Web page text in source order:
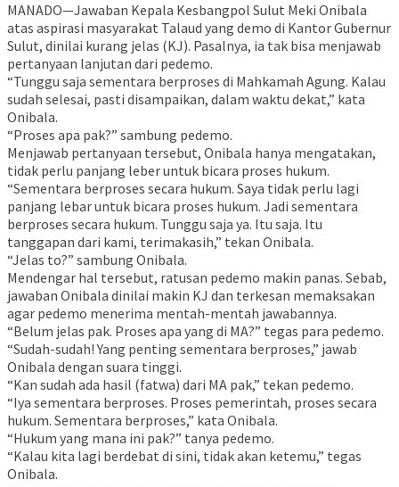
MANADO—Jawaban Kepala Kesbangpol Sulut Meki Onibala
atas aspirasi masyarakat Talaud yang demo di Kantor Gubernur
Sulut, dinilai kurang jelas (KJ). Pasalnya, ia tak bisa menjawab
pertanyaan lanjutan dari pedemo.
“Tunggu saja sementara berproses di Mahkamah Agung. Kalau
sudah selesai, pasti disampaikan, dalam waktu dekat,” kata
Onibala.
“Proses apa pak?” sambung pedemo.
Menjawab pertanyaan tersebut, Onibala hanya mengatakan,
tidak perlu panjang leber untuk bicara proses hukum.
“Sementara berproses secara hukum. Saya tidak perlu lagi
panjang lebar untuk bicara proses hukum. Jadi sementara
berproses secara hukum. Tunggu saja ya. Itu saja. Itu
tanggapan dari kami, terimakasih,” tekan Onibala.
“Jelas to?” sambung Onibala.
Mendengar hal tersebut, ratusan pedemo makin panas. Sebab,
jawaban Onibala dinilai makin KJ dan terkesan memaksakan
agar pedemo menerima mentah-mentah jawabannya.
“Belum jelas pak. Proses apa yang di MA?” tegas para pedemo.
“Sudah-sudah! Yang penting sementara berproses,” jawab
Onibala dengan suara tinggi.
“Kan sudah ada hasil (fatwa) dari MA pak,” tekan pedemo.
“Iya sementara berproses. Proses pemerintah, proses secara
hukum. Sementara berproses,” kata Onibala.
“Hukum yang mana ini pak?” tanya pedemo.
“Kalau kita lagi berdebat di sini, tidak akan ketemu,” tegas
Onibala.